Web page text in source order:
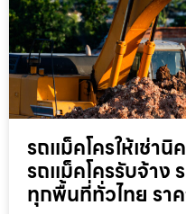
รถแม็คโครให้เช่า
รถแม็คโครรับจ้าง
ทุกพื้นที่ทั่วไทย รา